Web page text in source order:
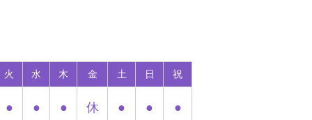
火 水 木 金 土 日 祝
● ● ● 休 ● ● ●